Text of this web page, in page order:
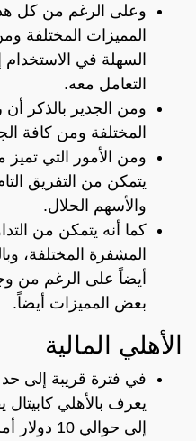
وعلى الرغم من كل هذا
المميزات المختلفة
السهلة في
التعامل معه.
ومن الجدير بالذكر
المختلفة ومن كافة
ومن الأمور التي
يتمكن من التفريق
والأسهم الحلال.
كما أنه يتمكن من
المشفرة المختلفة،
أيضاً على الرغم من
بعض المميزات أيضاً.
الأهلي المالية
في فترة قريبة إلى حد
يعرف بالأهلي
إلى حوالي